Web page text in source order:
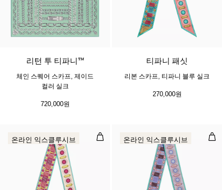
리턴 투 티파니™
체인 스퀘어 스카프, 제이드
컬러 실크
720,000원
티파니 패싯
리본 스카프, 티파니 블루 실크
270,000원
리본 스카프, 푸시아 실크
온라인 익스클루시브 리
온라인 익스클루시브